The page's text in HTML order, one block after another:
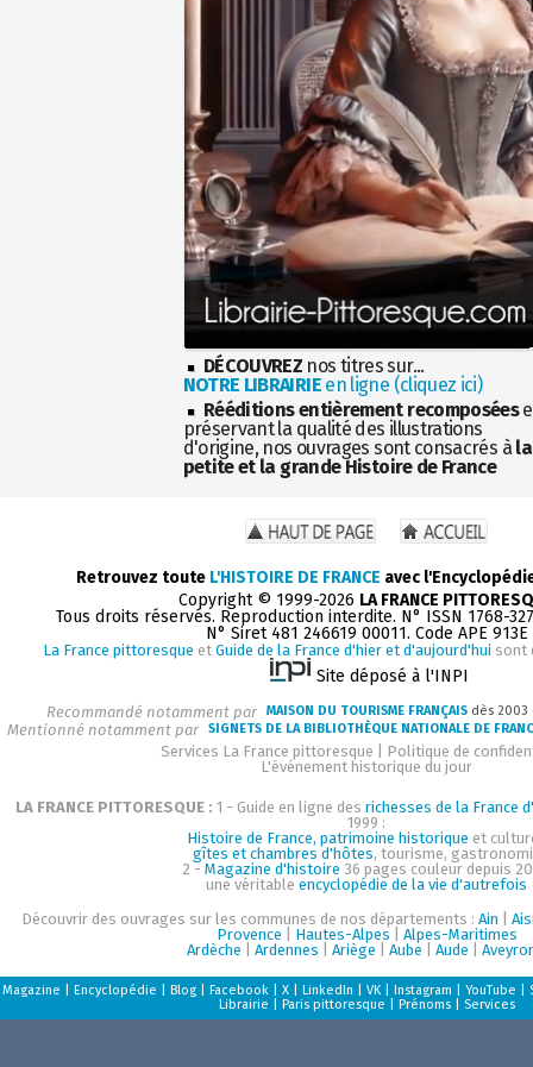
DÉCOUVREZ nos titres sur...
NOTRE LIBRAIRIEen ligne (cliquez ici)
Rééditions entièrement recomposées
préservant la qualité des illustrations
d'origine, nos ouvrages sont consacrés à la
petite et la grande Histoire de France
Retrouvez toute L'HISTOIRE DE FRANCE avec
Copyright © 1999-2026 LA FRANCE
Tous droits réservés. Reproduction interdite. N° ISSN 1768-
N° Siret 481 246619 00011. Code APE 913E
La France pittoresque et Guide de la France d'hier et d'aujourd'hui sont
Site déposé à l'INPI
Recommandé notamment par MAISON DU TOURISME FRANÇAIS dès
Mentionné notamment par SIGNETS DE LA BIBLIOTHÈQUE NATIONALE DE
Services La France pittoresque
Politique de
L'événement historique du jour
LA FRANCE PITTORESQUE : 1 - Guide en ligne des richesses de la France
1999 :
Histoire de France, patrimoine historique et
gîtes et chambres d'hôtes, tourisme,
2 - Magazine d'histoire 36 pages couleur depuis
une véritable encyclopédie de la vie d'autrefois
Découvrir des ouvrages sur les communes de nos départements : Ain
Provence
Hautes-Alpes
Alpes-Maritimes
Ardèche
Ardennes Ariège Aube Aude
Magazine Encyclopédie Blog| Facebook| X| LinkedIn VK| Instagram YouTube
Librairie
Paris pittoresque Prénoms| Services